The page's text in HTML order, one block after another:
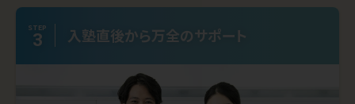
STEP
3 入塾直後から万全のサポート